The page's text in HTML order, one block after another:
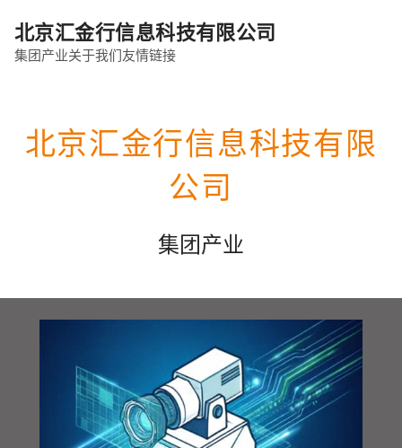
北京汇金行信息科技有限公司
集团产业关于我们友情链接
北京汇金行信息科技有限
公司
集团产业